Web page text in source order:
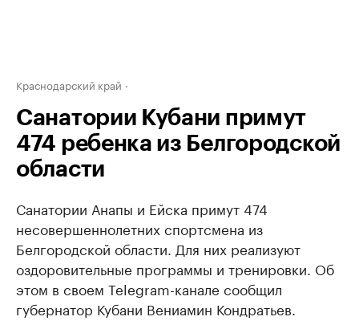
Краснодарский край
Санатории Кубани примут
474 ребенка из Белгородской
области
Санатории Анапы и Ейска примут 474
несовершеннолетних спортсмена из
Белгородской области. Для них реализуют
оздоровительные программы и тренировки. Об
этом в своем Telegram-канале сообщил
губернатор Кубани Вениамин Кондратьев.